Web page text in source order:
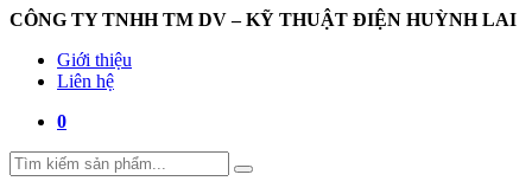
CÔNG TY TNHH TM DV – KỸ THUẬT ĐIỆN HUỲNH LAI
Giới thiệu
Liên hệ
0